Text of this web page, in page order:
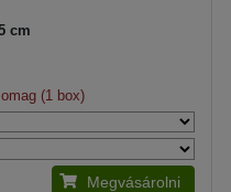
cm
(1 box)
Megvásárolni